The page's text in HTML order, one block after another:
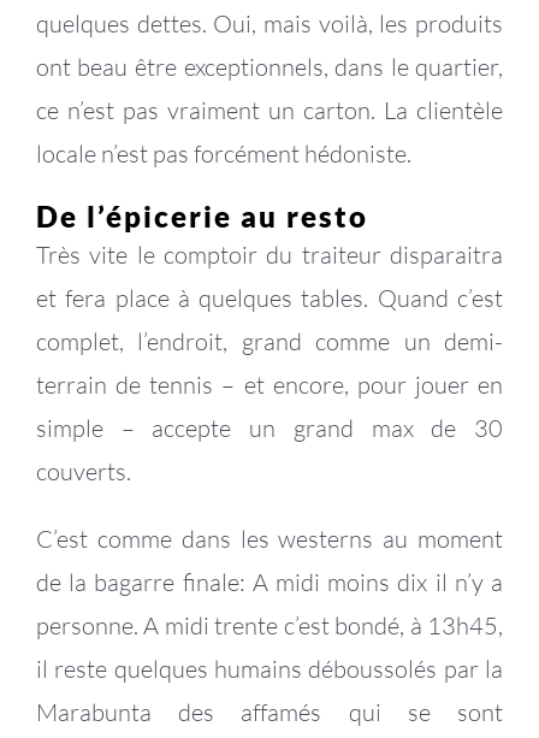
quelques dettes. Oui, mais voilà, les produits
ont beau être exceptionnels, dans le quartier,
ce n’est pas vraiment un carton. La clientèle
locale n’est pas forcément hédoniste.
De l’épicerie au resto
Très vite le comptoir du traiteur disparaitra
et fera place à quelques tables. Quand c’est
complet, l’endroit, grand comme un demi-
terrain de tennis – et encore, pour jouer en
simple – accepte un grand max de 30
couverts.
C’est comme dans les westerns au moment
de la bagarre finale: A midi moins dix il n’y a
personne. A midi trente c’est bondé, à 13h45,
il reste quelques humains déboussolés par la
Marabunta des affamés qui se sont